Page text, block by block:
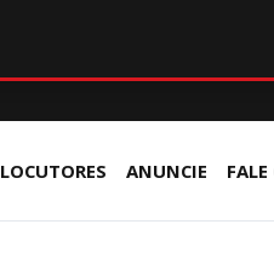
LOCUTORES ANUNCIE